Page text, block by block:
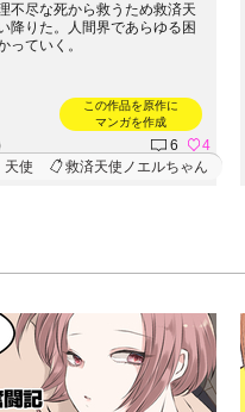
不尽な死から救うため救済天
降りた。人間界であらゆる困
っていく。
この作品を原作に
マンガを作成
6
4
天使 救済天使ノエルちゃん